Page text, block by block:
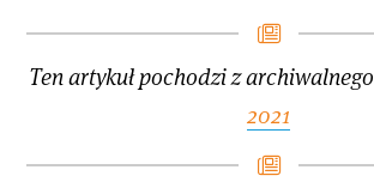
Ten artykuł pochodzi z archiwalnego
2021